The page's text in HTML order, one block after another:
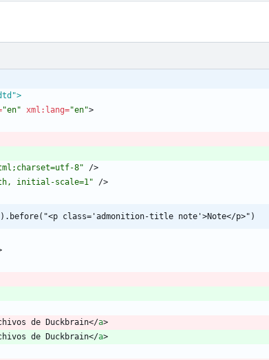
"en" xml:lang="en">
8" />
initial-scale=1" />
class='admonition-title note'>Note</p>")
de Duckbrain</a>
de Duckbrain</a>